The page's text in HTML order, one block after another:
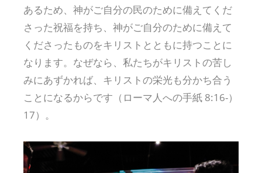
あるため、神がご自分の民のために備えてくだ
さった祝福を持ち、神がご自分のために備えて
くださったものをキリストとともに持つことに
なります。なぜなら、私たちがキリストの苦し
みにあずかれば、キリストの栄光も分かち合う
ことになるからです（ローマ人への手紙 8:16-）
17）。